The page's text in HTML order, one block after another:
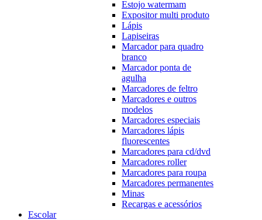
Estojo watermam
Expositor multi produto
Lápis
Lapiseiras
Marcador para quadro
branco
Marcador ponta de
agulha
Marcadores de feltro
Marcadores e outros
modelos
Marcadores especiais
Marcadores lápis
fluorescentes
Marcadores para cd/dvd
Marcadores roller
Marcadores para roupa
Marcadores permanentes
Minas
Recargas e acessórios
Escolar